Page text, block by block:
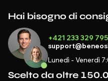
Hai bisogno di
+421 233 329 795
Lunedì - Venerdì
Scelto da oltre